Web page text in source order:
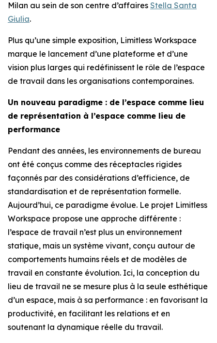
Milan au sein de son centre d’affaires Stella Santa
Giulia.
Plus qu’une simple exposition, Limitless Workspace
marque le lancement d’une plateforme et d’une
vision plus larges qui redéfinissent le rôle de l’espace
de travail dans les organisations contemporaines.
Un nouveau paradigme : de l’espace comme lieu
de représentation à l’espace comme lieu de
performance
Pendant des années, les environnements de bureau
ont été conçus comme des réceptacles rigides
façonnés par des considérations d’efficience, de
standardisation et de représentation formelle.
Aujourd’hui, ce paradigme évolue. Le projet Limitless
Workspace propose une approche différente :
l’espace de travail n’est plus un environnement
statique, mais un système vivant, conçu autour de
comportements humains réels et de modèles de
travail en constante évolution. Ici, la conception du
lieu de travail ne se mesure plus à la seule esthétique
d’un espace, mais à sa performance : en favorisant la
productivité, en facilitant les relations et en
soutenant la dynamique réelle du travail.